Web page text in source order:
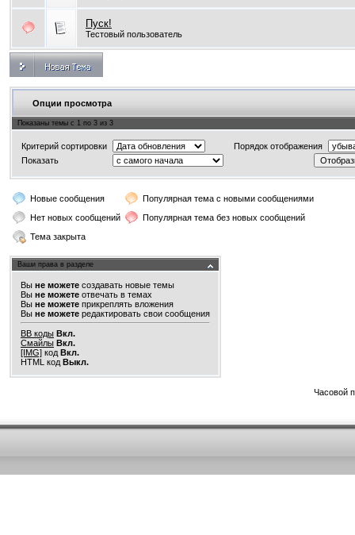
Пуск!
Тестовый пользователь
Опции просмотра
Показаны темы с 1 по 3 из 3
Критерий сортировки
Порядок отображения
Показать
Новые сообщения
Популярная тема с новыми сообщениями
Нет новых сообщений
Популярная тема без новых сообщений
Тема закрыта
Ваши права в разделе
Вы не можете создавать новые темы
Вы не можете отвечать в темах
Вы не можете прикреплять вложения
Вы не можете редактировать свои сообщения
BB коды Вкл.
Смайлы Вкл.
[IMG] код Вкл.
HTML код Выкл.
Часовой